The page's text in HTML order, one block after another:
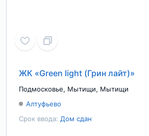
ЖК «Green light (Грин лайт)»
Подмосковье, Мытищи, Мытищи
Срок ввода: Дом сдан
Алтуфьево